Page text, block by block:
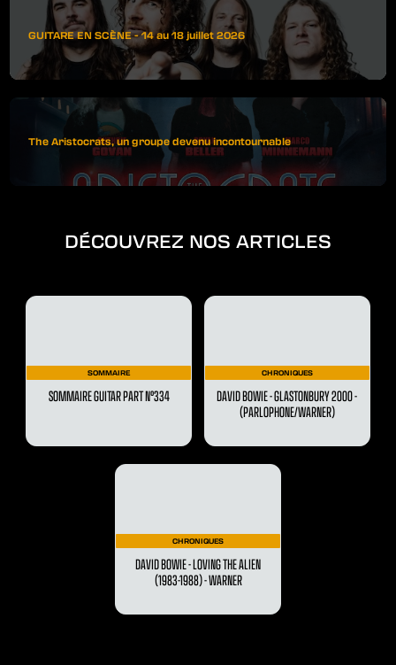
GUITARE EN SCÈNE - 14 au 18 juillet 2026
The Aristocrats, un groupe devenu incontournable
DÉCOUVREZ NOS ARTICLES
SOMMAIRE
SOMMAIRE GUITAR PART N°334
CHRONIQUES
DAVID BOWIE - GLASTONBURY 2000 -
(PARLOPHONE/WARNER)
CHRONIQUES
DAVID BOWIE - LOVING THE ALIEN
(1983-1988) - WARNER